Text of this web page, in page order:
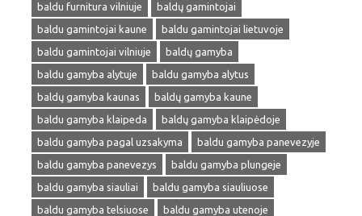
baldu furnitura vilniuje
baldų gamintojai
baldu gamintojai kaune
baldu gamintojai lietuvoje
baldu gamintojai vilniuje
baldų gamyba
baldu gamyba alytuje
baldu gamyba alytus
baldų gamyba kaunas
baldų gamyba kaune
baldu gamyba klaipeda
baldų gamyba klaipėdoje
baldu gamyba pagal uzsakyma
baldu gamyba panevezyje
baldu gamyba panevezys
baldu gamyba plungeje
baldu gamyba siauliai
baldu gamyba siauliuose
baldu gamyba telsiuose
baldu gamyba utenoje